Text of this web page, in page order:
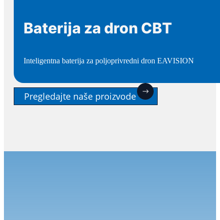
Baterija za dron CBT
Inteligentna baterija za poljoprivredni dron EAVISION
Pregledajte naše proizvode